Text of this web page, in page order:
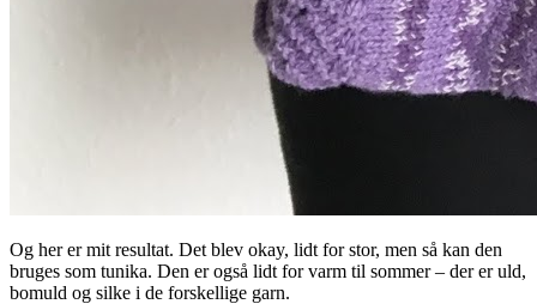
Og her er mit resultat. Det blev okay, lidt for stor, men så kan den
bruges som tunika. Den er også lidt for varm til sommer – der er uld,
bomuld og silke i de forskellige garn.